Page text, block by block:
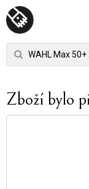
Zboží bylo